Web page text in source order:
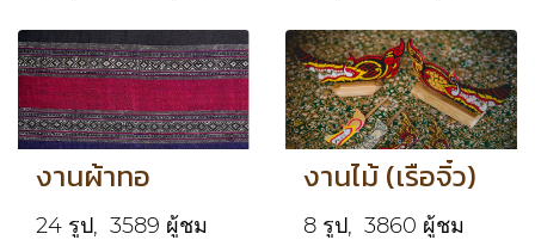
งานผ้าทอ
24 รูป, 3589 ผู้ชม
งานไม้ (เรือจิ๋ว)
8 รูป, 3860 ผู้ชม